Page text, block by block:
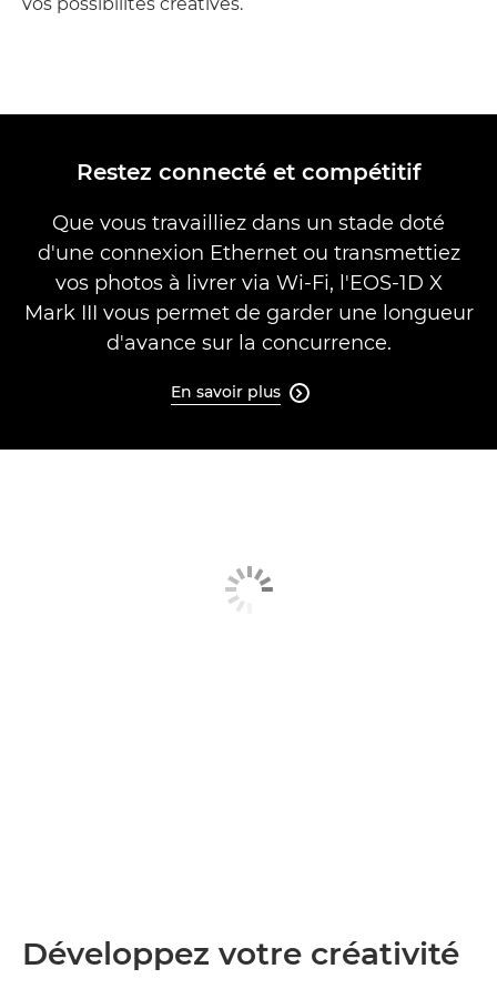
Restez connecté et compétitif
Que vous travailliez dans un stade doté
d'une connexion Ethernet ou transmettiez
vos photos à livrer via Wi-Fi, l'EOS-1D X
Mark III vous permet de garder une longueur
d'avance sur la concurrence.
En savoir plus 
Développez votre créativité